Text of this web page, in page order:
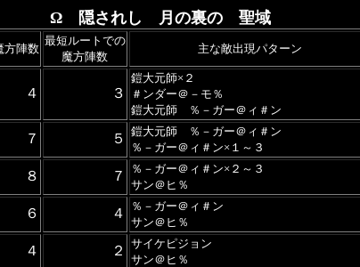
Ω 隠されし 月の裏の 聖域
方陣数
最短ルートでの
魔方陣数
主な敵出現パターン
４ ３
鎧大元師×２
＃ンダー＠－モ％
鎧大元師 ％－ガー＠ィ＃ン
７ ５
鎧大元師 ％－ガー＠ィ＃ン
％－ガー＠ィ＃ン×１～３
８ ７
％－ガー＠ィ＃ン×２～３
サン＠ヒ％
６ ４
％－ガー＠ィ＃ン
サン＠ヒ％
４ ２
サイケピジョン
サン＠ヒ％